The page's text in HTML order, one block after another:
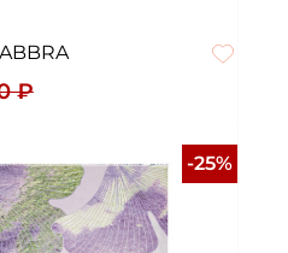
₽
-25%